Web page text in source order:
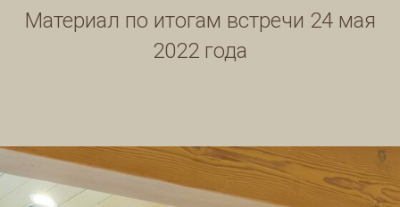
Материал по итогам встречи 24 мая
2022 года